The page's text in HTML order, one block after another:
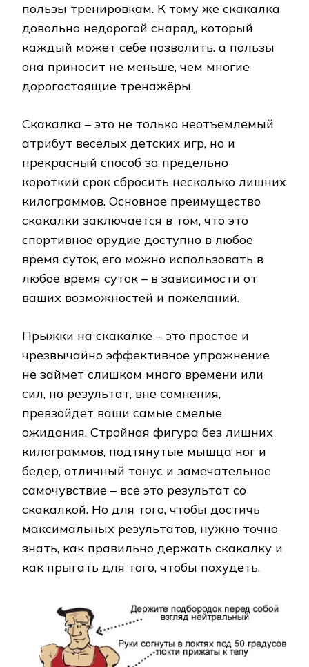
пользы тренировкам. К тому же скакалка
довольно недорогой снаряд, который
каждый может себе позволить. а пользы
она приносит не меньше, чем многие
дорогостоящие тренажёры.
Скакалка – это не только неотъемлемый
атрибут веселых детских игр, но и
прекрасный способ за предельно
короткий срок сбросить несколько лишних
килограммов. Основное преимущество
скакалки заключается в том, что это
спортивное орудие доступно в любое
время суток, его можно использовать в
любое время суток – в зависимости от
ваших возможностей и пожеланий.
Прыжки на скакалке – это простое и
чрезвычайно эффективное упражнение
не займет слишком много времени или
сил, но результат, вне сомнения,
превзойдет ваши самые смелые
ожидания. Стройная фигура без лишних
килограммов, подтянутые мышца ног и
бедер, отличный тонус и замечательное
самочувствие – все это результат со
скакалкой. Но для того, чтобы достичь
максимальных результатов, нужно точно
знать, как правильно держать скакалку и
как прыгать для того, чтобы похудеть.